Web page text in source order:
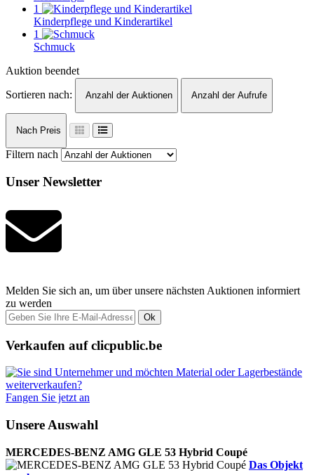
1
Kinderpflege und Kinderartikel
1
Schmuck
Auktion beendet
Sortieren nach:
Anzahl der Auktionen Anzahl der Aufrufe
Nach Preis
Filtern nach
Unser Newsletter
Melden Sie sich an, um über unsere nächsten Auktionen informiert
zu werden
Ok
Verkaufen auf clicpublic.be
Fangen Sie jetzt an
Unsere Auswahl
MERCEDES-BENZ AMG GLE 53 Hybrid Coupé
Das Objekt